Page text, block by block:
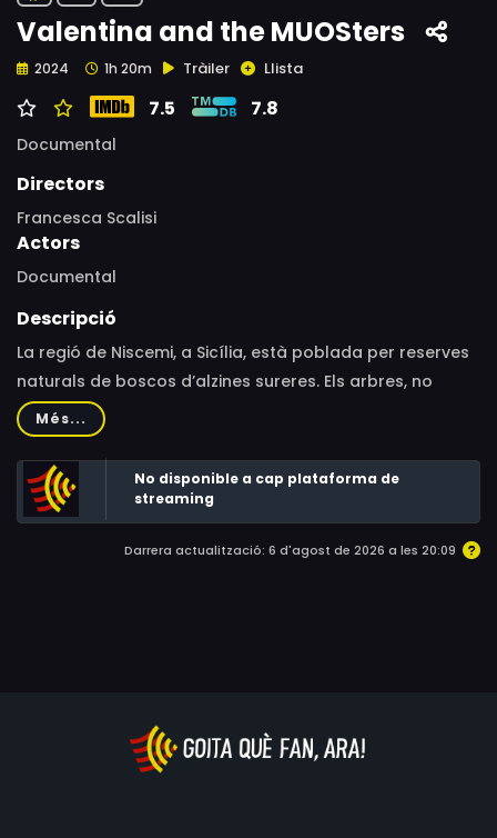
Valentina and the MUOSters
2024 1h 20m Tràiler Llista
7.5 7.8
Documental
Directors
Francesca Scalisi
Actors
Documental
Descripció
La regió de Niscemi, a Sicília, està poblada per reserves
naturals de boscos d’alzines sureres. Els arbres, no
obstant això, amaguen estructures disruptives, com una
base militar nord-americana que acull un sistema de
satèl·lit per a mòbils (MUOS). Enmig d’aquest paisatge,
Valentina, una jove de trenta anys amb ànsies
d’independència, viu amb els seus pares.
Més...
No disponible a cap plataforma de
streaming
Darrera actualització: 6 d'agost de 2026 a les 20:09